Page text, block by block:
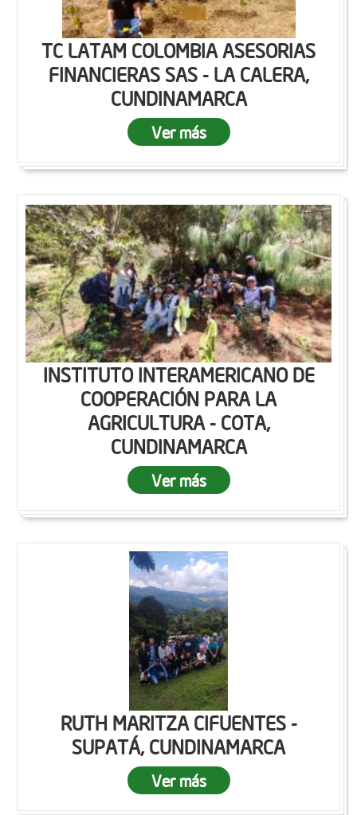
TC LATAM COLOMBIA ASESORIAS
FINANCIERAS SAS - LA CALERA,
CUNDINAMARCA
Ver más
INSTITUTO INTERAMERICANO DE
COOPERACIÓN PARA LA
AGRICULTURA - COTA,
CUNDINAMARCA
Ver más
RUTH MARITZA CIFUENTES -
SUPATÁ, CUNDINAMARCA
Ver más